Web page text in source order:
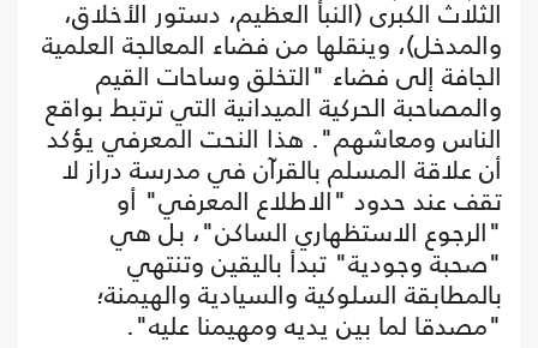
الثلاث الكبرى (النبأ العظيم، دستور الأخلاق،
والمدخل)، وينقلها من فضاء المعالجة العلمية
الجافة إلى فضاء "التخلق وساحات القيم
والمصاحبة الحركية الميدانية التي ترتبط بواقع
الناس ومعاشهم". هذا النحت المعرفي يؤكد
أن علاقة المسلم بالقرآن في مدرسة دراز لا
تقف عند حدود "الاطلاع المعرفي" أو
"الرجوع الاستظهاري الساكن"، بل هي
"صحبة وجودية" تبدأ باليقين وتنتهي
بالمطابقة السلوكية والسيادية والهيمنة؛
"مصدقا لما بين يديه ومهيمنا عليه".